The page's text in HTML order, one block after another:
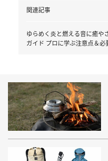
関連記事
ゆらめく炎と燃える音に癒や
ガイド プロに学ぶ注意点＆必